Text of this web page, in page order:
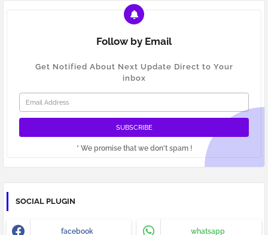
Follow by Email
Get Notified About Next Update Direct to Your
inbox
* We promise that we don't spam !
SOCIAL PLUGIN
facebook whatsapp